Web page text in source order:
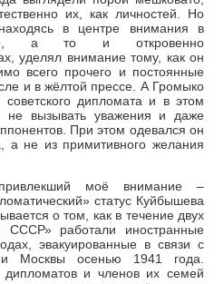
их, как личностей. Но
в центре внимания в
а то и откровенно
уделял внимание тому, как он
всего прочего и постоянные
и в жёлтой прессе. А Громыко
дипломата и в этом
не вызывать уважения и даже
При этом одевался он
а не из примитивного желания
моё внимание –
статус Куйбышева
о том, как в течение двух
СССР» работали иностранные
эвакуированные в связи с
Москвы осенью 1941 года.
и членов их семей